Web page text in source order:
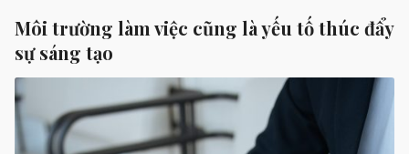
Môi trường làm việc cũng là yếu tố thúc đẩy
sự sáng tạo